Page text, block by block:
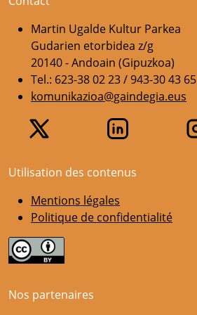
Martin Ugalde Kultur Parkea
Gudarien etorbidea z/g
20140 - Andoain (Gipuzkoa)
Tel.: 623-38 02 23 / 943-30 43 65
komunikazioa@gaindegia.eus
Utilisation des contenus
Mentions légales
Politique de confidentialité
Nos partenaires